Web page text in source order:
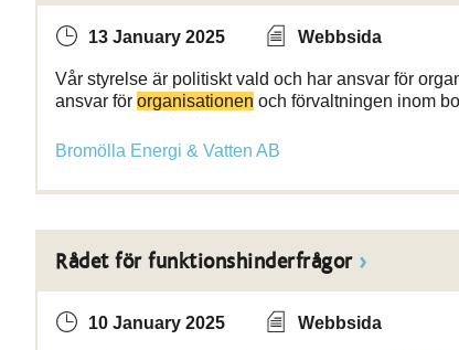
13 January 2025 Webbsida
Vår styrelse är politiskt vald och har ansvar för
ansvar för organisationen och förvaltningen inom
Bromölla Energi & Vatten AB
Rådet för funktionshinderfrågor
10 January 2025 Webbsida